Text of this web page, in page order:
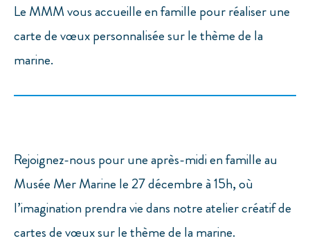
Le MMM vous accueille en famille pour réaliser une
carte de vœux personnalisée sur le thème de la
marine.
Rejoignez-nous pour une après-midi en famille au
Musée Mer Marine le 27 décembre à 15h, où
l’imagination prendra vie dans notre atelier créatif de
cartes de vœux sur le thème de la marine.